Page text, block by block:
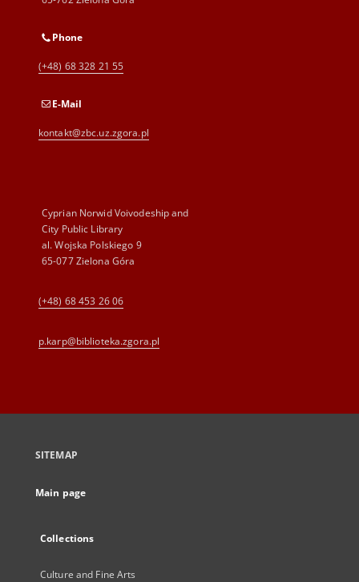
Phone
(+48) 68 328 21 55
E-Mail
kontakt@zbc.uz.zgora.pl
Cyprian Norwid Voivodeship and
City Public Library
al. Wojska Polskiego 9
65-077 Zielona Góra
(+48) 68 453 26 06
p.karp@biblioteka.zgora.pl
SITEMAP
Main page
Collections
Culture and Fine Arts